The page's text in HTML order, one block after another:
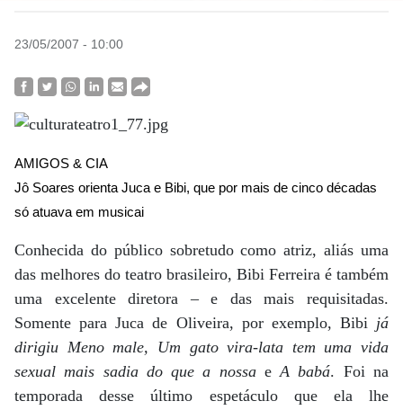
23/05/2007 - 10:00
AMIGOS & CIA
Jô Soares orienta Juca e Bibi, que por mais de cinco décadas
só atuava em musicai
Conhecida do público sobretudo como atriz, aliás uma
das melhores do teatro brasileiro, Bibi Ferreira é também
uma excelente diretora – e das mais requisitadas.
Somente para Juca de Oliveira, por exemplo, Bibi já
dirigiu Meno male, Um gato vira-lata tem uma vida
sexual mais sadia do que a nossa eA babá. Foi na
temporada desse último espetáculo que ela lhe